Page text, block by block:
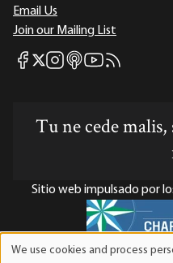
Email Us
Join our Mailing List
Mises Facebook
Mises X
Mises Instagram
Mises itunes
Mises Youtube
Mises RSS
Tu ne cede
Sitio web impulsado por
We use cookies and process